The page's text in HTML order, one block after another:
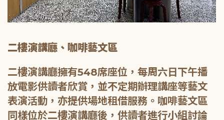
二樓演講廳、咖啡藝文區
二樓演講廳擁有548席座位，每周六日下午播
放電影供讀者欣賞，並不定期辦理講座等藝文
表演活動，亦提供場地租借服務。咖啡藝文區
同樣位於二樓演講廳後，供讀者進行小組討論